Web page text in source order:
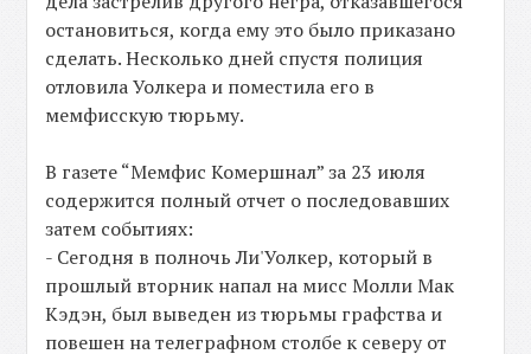
остановиться, когда ему это было приказано
сделать. Несколько дней спустя полиция
отловила Уолкера и поместила его в
мемфисскую тюрьму.
В газете “Мемфис Комершнал” за 23 июля
содержится полный отчет о последовавших
затем событиях:
- Сегодня в полночь Ли'Уолкер, который в
прошлый вторник напал на мисс Молли Мак
Кэдэн, был выведен из тюрьмы графства и
повешен на телеграфном столбе к северу от